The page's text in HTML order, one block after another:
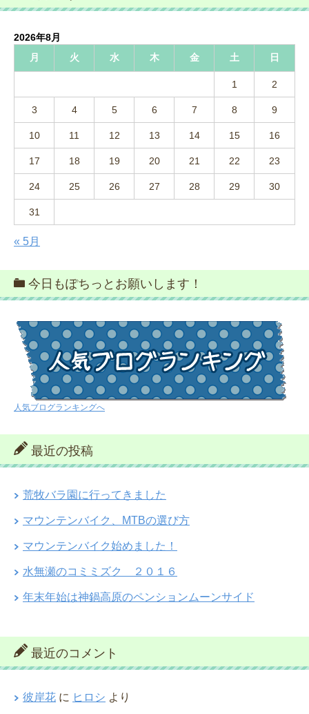
2026年8月
月
火 水 木 金 土 日
1 2
3 4 5 6 7 8 9
10 11 12 13 14 15 16
17 18 19 20 21 22 23
24 25 26 27 28 29 30
31
« 5月
今日もぽちっとお願いします！
人気ブログランキングへ
最近の投稿
荒牧バラ園に行ってきました
マウンテンバイク、MTBの選び方
マウンテンバイク始めました！
水無瀬のコミミズク ２０１６
年末年始は神鍋高原のペンションムーンサイド
最近のコメント
彼岸花 に ヒロシ より